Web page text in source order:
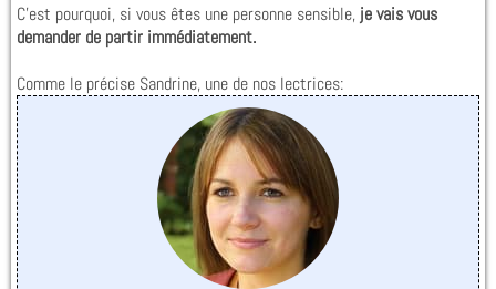
C’est pourquoi, si vous êtes une personne sensible, je vais vous
demander de partir immédiatement.
Comme le précise Sandrine, une de nos lectrices: